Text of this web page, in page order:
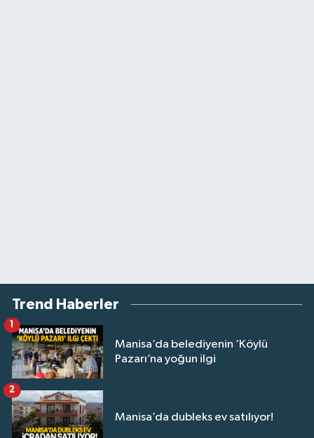
Trend Haberler
Manisa’da belediyenin ‘Köylü
Pazarı’na yoğun ilgi
Manisa’da dubleks ev satılıyor!
2